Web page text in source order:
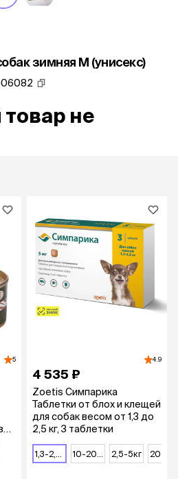
зимняя M (унисекс)
не
5 4.9
4 535 ₽
Zoetis Симпарика
Таблетки от блох и клещей
для собак весом от 1,3 до
2,5 кг, 3 таблетки
2,5-5кг